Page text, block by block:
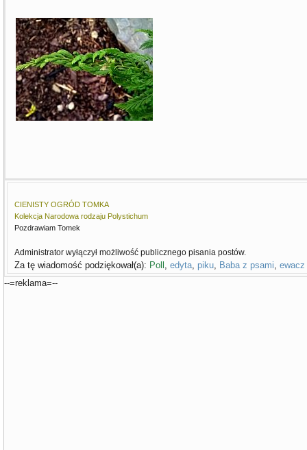
CIENISTY OGRÓD TOMKA
Kolekcja Narodowa rodzaju Polystichum
Pozdrawiam Tomek
Administrator wyłączył możliwość publicznego pisania postów.
Za tę wiadomość podziękował(a): Poll , edyta, piku, Baba z psami, ewacz
--=reklama=--